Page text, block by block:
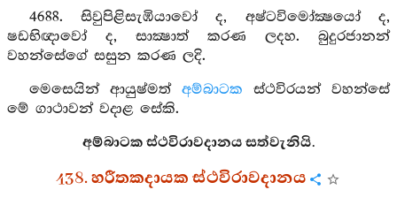
4688. සිවුපිළිසැඹියාවෝ ද, අෂ්ටවිමෝක්‍ෂයෝ ද,
ෂඩභිඥාවෝ ද, සාක්‍ෂාත් කරණ ලදහ. බුදුරජානන්
වහන්සේගේ සසුන කරණ ලදි.
මෙසෙයින් ආයුෂ්මත් අම්බාටක ස්ථවිරයන් වහන්සේ
මේ ගාථාවන් වදාළ සේකි.
අම්බාටක ස්ථවිරාවදානය සත්වැනියි.
438. හරීතකදායක ස්ථවිරාවදානය